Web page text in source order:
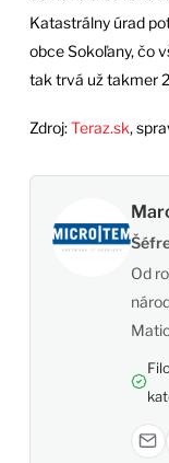
Katastrálny úrad
obce Sokoľany, čo
tak trvá už takmer
Zdroj:Teraz.sk,
Od